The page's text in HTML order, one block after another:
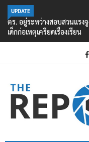
UPDATE
ตร. อยู่ระหว่างสอบสวนแรง
เด็กก่อเหตุเครียดเรื่องเรียน